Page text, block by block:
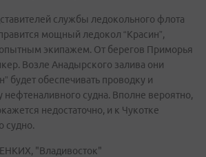
службы ледокольного флота
мощный ледокол “Красин”,
экипажем. От берегов Приморья
Возле Анадырского залива они
будет обеспечивать проводку и
судна. Вполне вероятно,
недостаточно, и к Чукотке
судно.
"Владивосток"